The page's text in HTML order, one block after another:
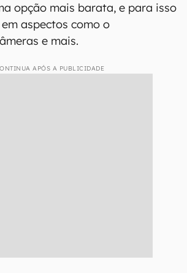
opção mais barata, e para isso
aspectos como o
e mais.
APÓS A PUBLICIDADE